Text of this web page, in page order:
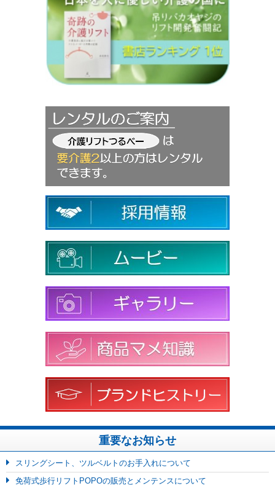
重要なお知らせ
スリングシート、ツルベルトのお手入れについて
免荷式歩行リフトPOPOの販売とメンテンスについて